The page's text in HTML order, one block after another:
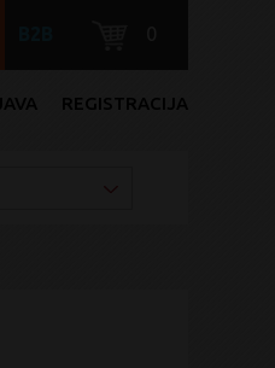
REGISTRACIJA